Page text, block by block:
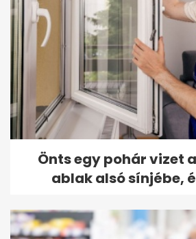
Önts egy pohár vizet
ablak alsó sínjébe,